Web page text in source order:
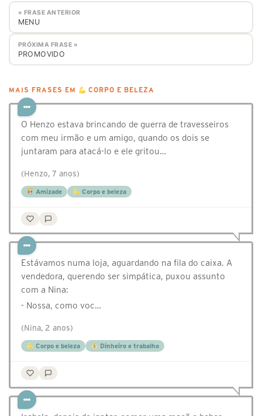
« FRASE ANTERIOR
MENU
PRÓXIMA FRASE »
PROMOVIDO
MAIS FRASES EM CORPO E BELEZA
O Henzo estava brincando de guerra de travesseiros
com meu irmão e um amigo, quando os dois se
juntaram para atacá-lo e ele gritou…
(Henzo, 7 anos)
Amizade Corpo e beleza
Estávamos numa loja, aguardando na fila do caixa. A
vendedora, querendo ser simpática, puxou assunto
com a Nina:
- Nossa, como voc…
(Nina, 2 anos)
Corpo e beleza Dinheiro e trabalho